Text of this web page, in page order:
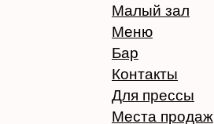
Малый зал
Меню
Бар
Контакты
Для прессы
Места продаж